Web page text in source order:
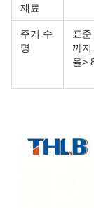
재료
주기 수
명
표
까
율>